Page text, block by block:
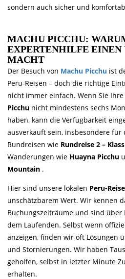
sondern auch sicher und
MACHU PICCHU:
EXPERTENHILFE EINEN
MACHT
Der Besuch von Machu Picchu ist
Peru-Reisen – doch die richtige
nicht immer einfach. Wenn Sie Ihre
Picchu nicht mindestens sechs
haben, kann die Verfügbarkeit
ausverkauft sein, insbesondere für
Rundreisen wie Rundreise 2 –
Wanderungen wie Huayna Picchu
Mountain .
Hier sind unsere lokalen Peru-
unschätzbarem Wert. Wir kennen
Buchungszeiträume und sind über
dem Laufenden. Selbst wenn
anzeigen, finden wir oft Lösungen
und Stornierungen. Wir haben
geholfen, selbst in letzter Minute
erhalten.